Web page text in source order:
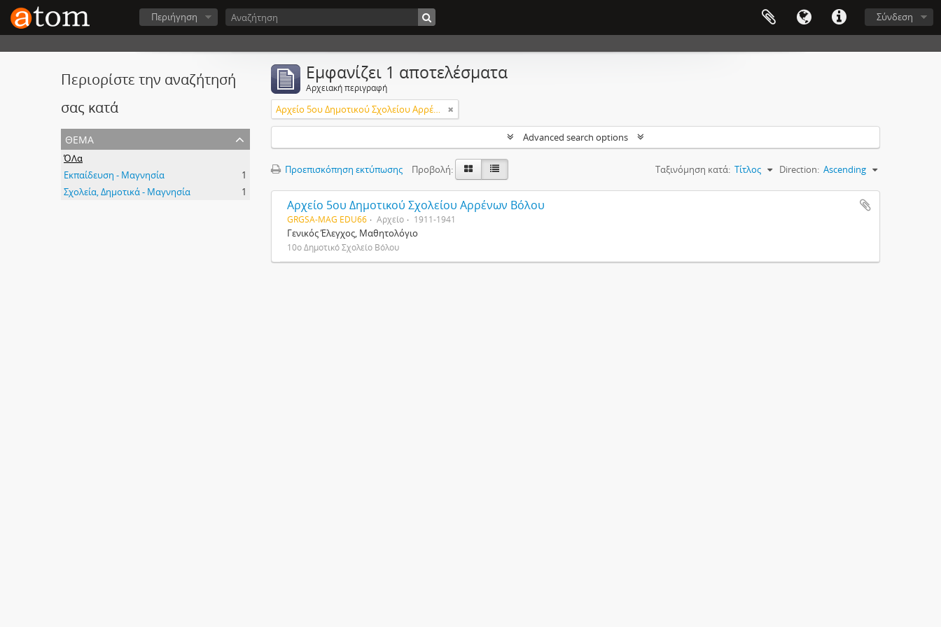
Σύνδεση
Περιήγηση
Περιορίστε την αναζήτησή
σας κατά
θέμα
ΌΛα
Εκπαίδευση - Μαγνησία
1
Σχολεία, Δημοτικά - Μαγνησία
1
Εμφανίζει 1 αποτελέσματα
Αρχειακή περιγραφή
Αρχείο 5ου Δημοτικού Σχολείου Αρρένων Βόλου
Advanced search options
Προεπισκόπηση εκτύπωσης Προβολή: Ταξινόμηση κατά: Τίτλος Direction: Ascending
Αρχείο 5ου Δημοτικού Σχολείου Αρρένων Βόλου
GRGSA-MAG EDU66 Αρχείο 1911-1941
Γενικός Έλεγχος, Μαθητολόγιο
10ο Δημοτικό Σχολείο Βόλου